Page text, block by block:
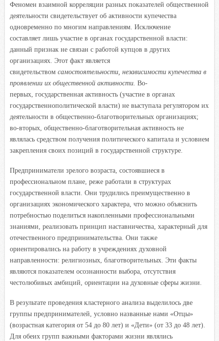
Феномен взаимной корреляции разных показателей общественной
деятельности свидетельствует об активности купечества
одновременно по многим направлениям. Исключение
составляет лишь участие в органах государственной власти:
данный признак не связан с работой купцов в других
организациях. Этот факт является
свидетельством самостоятельности, независимости купечества в
проявлении их общественной активности. Во-
первых, государственная активность (участие в органах
государственнополитической власти) не выступала регулятором их
деятельности в общественно-благотворительных организациях;
во-вторых, общественно-благотворительная активность не
являлась средством получения политического капитала и условием
закрепления своих позиций в государственной структуре.
Предприниматели зрелого возраста, состоявшиеся в
профессиональном плане, реже работали в структурах
государственной власти. Они трудились преимущественно в
организациях экономического характера, что можно объяснить
потребностью поделиться накопленными профессиональными
знаниями, реализовать принцип наставничества, характерный для
отечественного предпринимательства. Они также
ориентировались на работу в учреждениях духовной
направленности: религиозных, благотворительных. Эти факты
являются показателем осознанности выбора, отсутствия
честолюбивых амбиций, ориентации на духовные сферы жизни.
В результате проведения кластерного анализа выделилось две
группы предпринимателей, условно названные нами «Отцы»
(возрастная категория от 54 до 80 лет) и «Дети» (от 33 до 48 лет).
Для обеих групп важными факторами жизни являлись